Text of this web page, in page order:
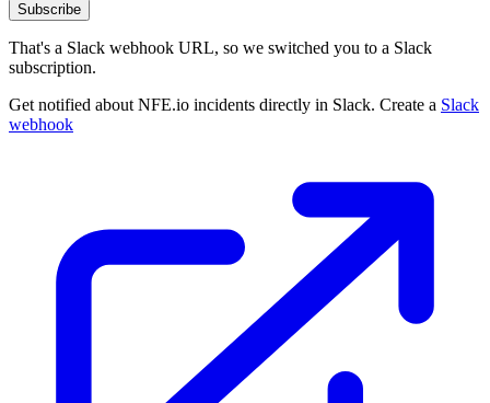
Subscribe
That's a Slack webhook URL, so we switched you to a Slack
subscription.
Get notified about NFE.io incidents directly in Slack. Create a Slack
webhook